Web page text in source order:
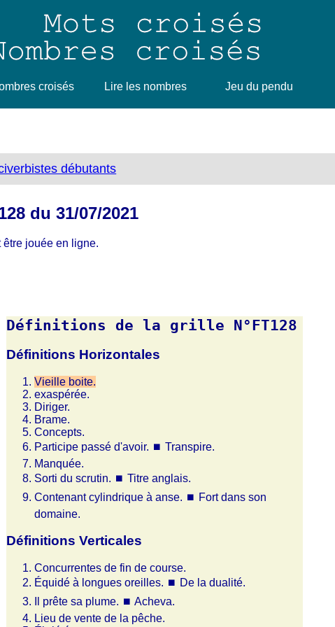
croisés Lire les nombres Jeu du pendu
débutants
du 31/07/2021
être jouée en ligne.
Définitions de la grille N°FT128
Définitions Horizontales
Vieille boite.
exaspérée.
Diriger.
Brame.
Concepts.
Participe passé d'avoir. ⏹ Transpire.
Manquée.
Sorti du scrutin. ⏹ Titre anglais.
Contenant cylindrique à anse. ⏹ Fort dans son
domaine.
Définitions Verticales
Concurrentes de fin de course.
Équidé à longues oreilles. ⏹ De la dualité.
Il prête sa plume. ⏹ Acheva.
Lieu de vente de la pêche.